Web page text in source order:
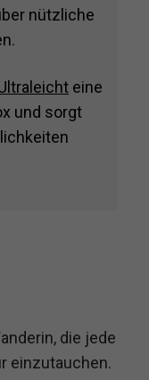
nützliche
eine
und sorgt
die jede
einzutauchen.